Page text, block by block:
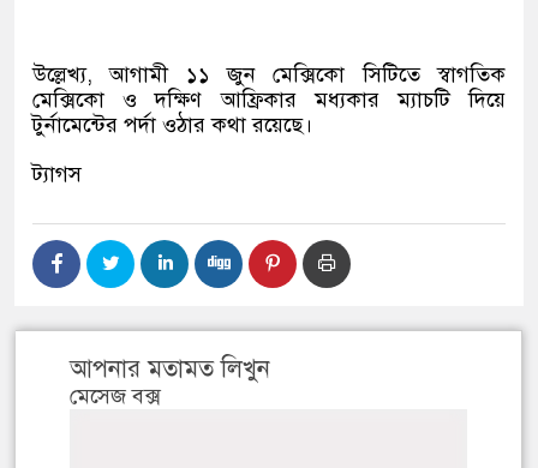
উল্লেখ্য, আগামী ১১ জুন মেক্সিকো সিটিতে স্বাগতিক
মেক্সিকো ও দক্ষিণ আফ্রিকার মধ্যকার ম্যাচটি দিয়ে
টুর্নামেন্টের পর্দা ওঠার কথা রয়েছে।
ট্যাগস
আপনার মতামত লিখুন
মেসেজ বক্স